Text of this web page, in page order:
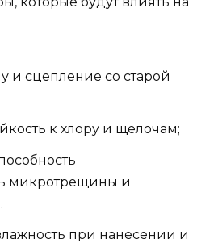
и сцепление со старой
к хлору и щелочам;
микротрещины и
при нанесении и